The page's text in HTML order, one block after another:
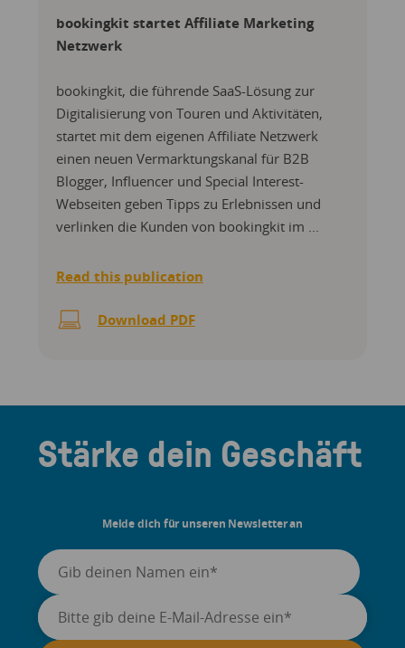
bookingkit startet Affiliate Marketing
Netzwerk
bookingkit, die führende SaaS-Lösung zur
Digitalisierung von Touren und Aktivitäten,
startet mit dem eigenen Affiliate Netzwerk
einen neuen Vermarktungskanal für B2B
Blogger, Influencer und Special Interest-
Webseiten geben Tipps zu Erlebnissen und
verlinken die Kunden von bookingkit im ...
Read this publication
Download PDF
Stärke dein Geschäft
Melde dich für unseren Newsletter an